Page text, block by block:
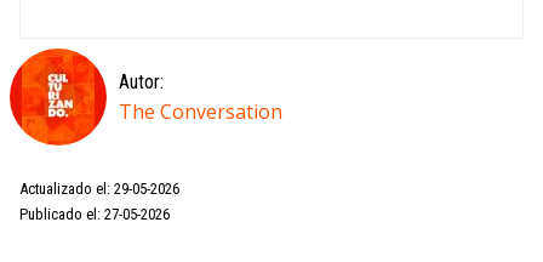
Autor:
The Conversation
Actualizado el: 29-05-2026
Publicado el: 27-05-2026